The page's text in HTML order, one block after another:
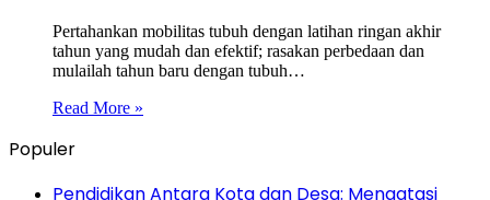
Pertahankan mobilitas tubuh dengan latihan ringan akhir
tahun yang mudah dan efektif; rasakan perbedaan dan
mulailah tahun baru dengan tubuh…
Read More »
Populer
Pendidikan Antara Kota dan Desa: Mengatasi